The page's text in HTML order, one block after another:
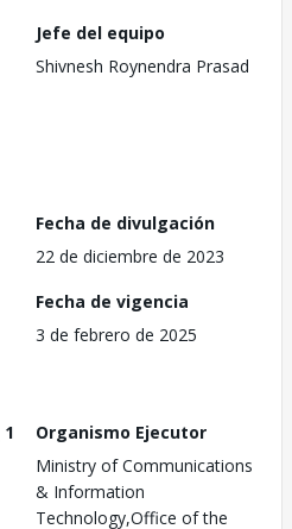
Jefe del equipo
Shivnesh Roynendra Prasad
Fecha de divulgación
22 de diciembre de 2023
Fecha de vigencia
3 de febrero de 2025
1
Organismo Ejecutor
Ministry of Communications
& Information
Technology,Office of the